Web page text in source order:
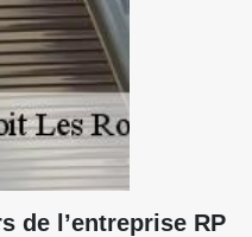
de l’entreprise RP